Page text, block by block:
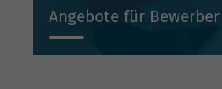
Angebote für Bewerber